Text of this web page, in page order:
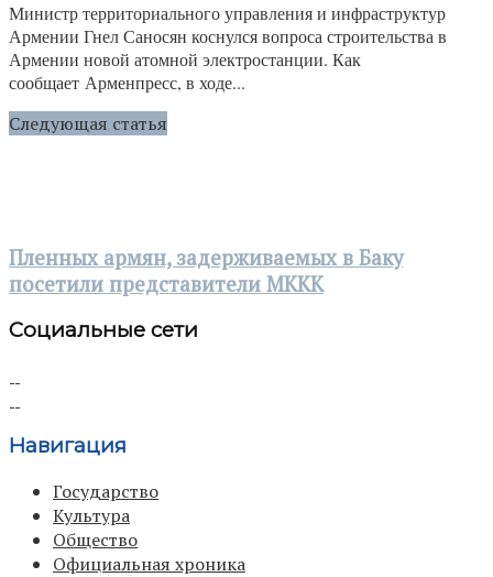
Министр территориального управления и инфраструктур
Армении Гнел Саносян коснулся вопроса строительства в
Армении новой атомной электростанции. Как
сообщает Арменпресс, в ходе...
Следующая статья
Пленных армян, задерживаемых в Баку
посетили представители МККК
Социальные сети
Навигация
Государство
Культура
Общество
Официальная хроника